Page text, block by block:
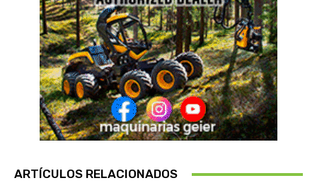
ARTÍCULOS RELACIONADOS